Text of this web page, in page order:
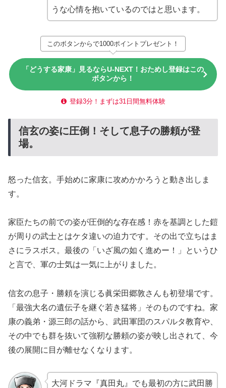
うな心情を抱いているのではと思います。
このボタンからで1000ポイントプレゼント！
「どうする家康」見るならU-NEXT！おためし登録はこの
ボタンから！
登録3分！まずは31日間無料体験
信玄の姿に圧倒！そして息子の勝頼が登
場。
怒った信玄。手始めに家康に攻めかかろうと動き出しま
す。
家臣たちの前での姿が圧倒的な存在感！赤を基調とした鎧
が周りの武士とはケタ違いの迫力です。その出で立ちはま
さにラスボス。最後の「いざ風の如く進めー！」というひ
と言で、軍の士気は一気に上がりました。
信玄の息子・勝頼を演じる眞栄田郷敦さんも初登場です。
「最強大名の遺伝子を継ぐ若き猛将」そのものですね。家
康の義弟・源三郎の話から、武田軍団のスパルタ教育や、
その中でも群を抜いて強靭な勝頼の姿が映し出されて、今
後の展開に目が離せなくなります。
大河ドラマ『真田丸』でも最初の方に武田勝